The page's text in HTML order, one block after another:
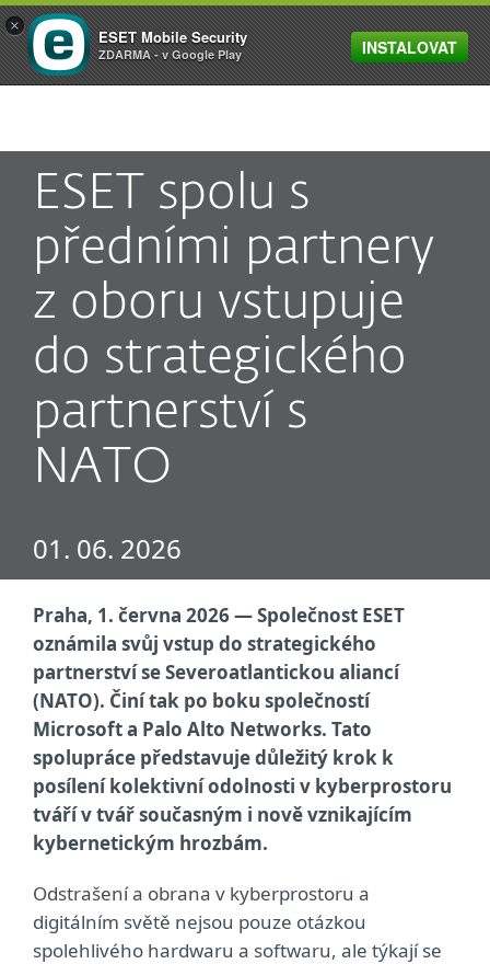
MENU
ESET spolu s
předními partnery
z oboru vstupuje
do strategického
partnerství s
NATO
01. 06. 2026
Praha, 1. června 2026 — Společnost ESET
oznámila svůj vstup do strategického
partnerství se Severoatlantickou aliancí
(NATO). Činí tak po boku společností
Microsoft a Palo Alto Networks. Tato
spolupráce představuje důležitý krok k
posílení kolektivní odolnosti v kyberprostoru
tváří v tvář současným i nově vznikajícím
kybernetickým hrozbám.
Odstrašení a obrana v kyberprostoru a
digitálním světě nejsou pouze otázkou
spolehlivého hardwaru a softwaru, ale týkají se
×
ESET Mobile Security
ZDARMA - v Google Play INSTALOVAT